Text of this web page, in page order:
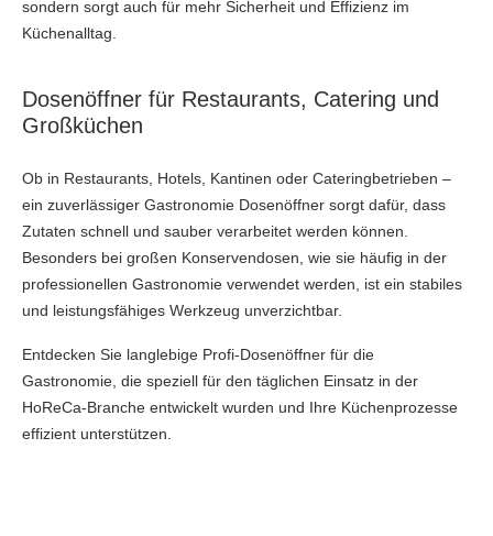
sondern sorgt auch für mehr Sicherheit und Effizienz im
Küchenalltag.
Dosenöffner für Restaurants, Catering und
Großküchen
Ob in Restaurants, Hotels, Kantinen oder Cateringbetrieben –
ein zuverlässiger Gastronomie Dosenöffner sorgt dafür, dass
Zutaten schnell und sauber verarbeitet werden können.
Besonders bei großen Konservendosen, wie sie häufig in der
professionellen Gastronomie verwendet werden, ist ein stabiles
und leistungsfähiges Werkzeug unverzichtbar.
Entdecken Sie langlebige Profi-Dosenöffner für die
Gastronomie, die speziell für den täglichen Einsatz in der
HoReCa-Branche entwickelt wurden und Ihre Küchenprozesse
effizient unterstützen.